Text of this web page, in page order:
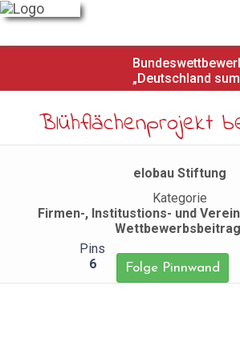
„Deutschland
Blühflächenprojekt
elobau Stiftung
Kategorie
Firmen-, Institustions- und
Pins
6
Folge Pinnwand